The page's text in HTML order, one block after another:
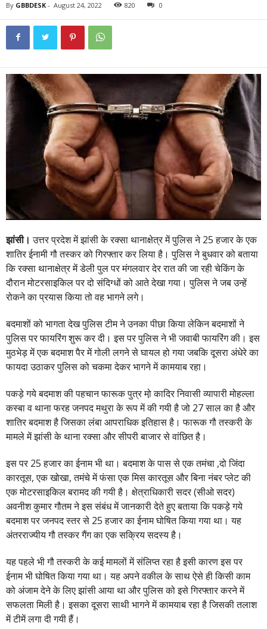
By GBBDESK - August 24, 2022 820 0
झांसी। उत्तर प्रदेश में झांसी के रक्सा थानाक्षेत्र में पुलिस ने 25 हजार के एक
शातिर ईनामी गौ तस्कर को गिरफ्तार कर लिया है। पुलिस ने बुधवार को बताया
कि रक्सा थानाक्षेत्र में डेली पुल पर मंगलवार देर रात की जा रही चेकिंग के
दौरान मोटरसाइकिल पर दो संदिग्धों को आते देखा गया। पुलिस ने जब उन्हें
रोकने का प्रयास किया तो वह भागने लगे।
बदमाशों को भागता देख पुलिस टीम ने उनका पीछा किया लेकिन बदमाशों ने
पुलिस पर फायरिंग शुरू कर दी। इस पर पुलिस ने भी जवाबी फायरिंग की। इस
मुठभेड़ में एक बदमाश पैर में गोली लगने से घायल हो गया जबकि दूसरा अंधेरे का
फायदा उठाकर पुलिस को चकमा देकर भागने में कामयाब रहा।
पकड़े गये बदमाश की पहचान फारूक पुत्र मो़ कादिर निवासी व्यापारी मोहल्ला
कस्बा व थाना फरह जनपद मथुरा के रूप में की गयी है जो 27 साल का है और
शातिर बदमाश है जिसका लंबा आपराधिक इतिहास है। फारूक गौ तस्करी के
मामले में झांसी के थाना रक्सा और सीपरी बाजार से वांछित है।
इस पर 25 हजार का ईनाम भी था। बदमाश के पास से एक तमंचा ,दो जिंदा
कारतूस, एक खोखा, तमंचे में फंसा एक मिस कारतूस और बिना नंबर प्लेट की
एक मोटरसाइकिल बरामद की गयी है। क्षेत्राधिकारी सदर (सीओ सदर)
अवनीश कुमार गौतम ने इस संबंध में जानकारी देते हुए बताया कि पकड़े गये
बदमाश पर जनपद स्तर से 25 हजार का ईनाम घोषित किया गया था। यह
अंतरराज्यीय गौ तस्कर गैंग का एक सक्रिय सदस्य है।
यह पहले भी गौ तस्करी के कई मामलों में संलिप्त रहा है इसी कारण इस पर
ईनाम भी घोषित किया गया था। यह अपने वकील के साथ ऐसे ही किसी काम
को अंजाम देने के लिए झांसी आया था और पुलिस को इसे गिरफ्तार करने में
सफलता मिली है। इसका दूसरा साथी भागने में कामयाब रहा है जिसकी तलाश
में टीमें लगा दी गयी हैं।